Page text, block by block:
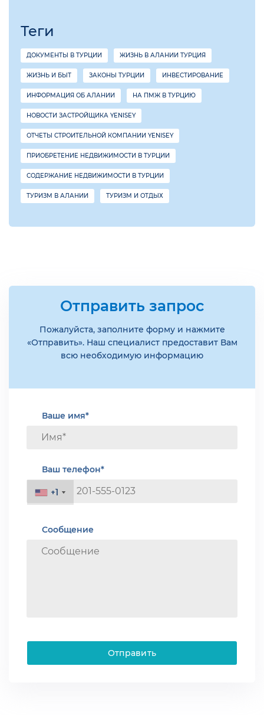
Теги
ДОКУМЕНТЫ В ТУРЦИИ ЖИЗНЬ В АЛАНИИ ТУРЦИЯ
ЖИЗНЬ И БЫТ ЗАКОНЫ ТУРЦИИ ИНВЕСТИРОВАНИЕ
ИНФОРМАЦИЯ ОБ АЛАНИИ НА ПМЖ В ТУРЦИЮ
НОВОСТИ ЗАСТРОЙЩИКА YENISEY
ОТЧЕТЫ СТРОИТЕЛЬНОЙ КОМПАНИИ YENISEY
ПРИОБРЕТЕНИЕ НЕДВИЖИМОСТИ В ТУРЦИИ
СОДЕРЖАНИЕ НЕДВИЖИМОСТИ В ТУРЦИИ
ТУРИЗМ В АЛАНИИ ТУРИЗМ И ОТДЫХ
Отправить запрос
Пожалуйста, заполните форму и нажмите
«Отправить». Наш специалист предоставит Вам
всю необходимую информацию
Ваше имя*
Ваш телефон*
+1
+1
Сообщение
Отправить